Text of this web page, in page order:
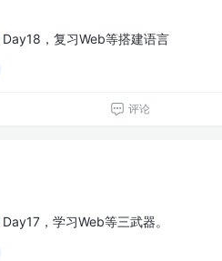
Day18，复习Web等搭建语言
评论
Day17，学习Web等三武器。